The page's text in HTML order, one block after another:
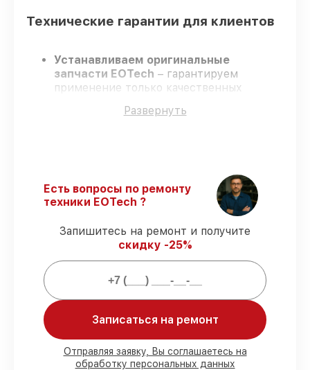
Технические гарантии для клиентов
Устанавливаем оригинальные
запчасти EOTech – гарантируем
применение только качественных
Квалифицированные специалисты
оптического прицела EOTech 5-25x50
FFP строго по договоренности.
– все работы и
запчасти защищены сервисной
Мы гарантируем:
работ проводим с возможностью
90%деталей EOTech готовы к установке
в Нижнем Новгороде, остальные
Развернуть
Есть вопросы по ремонту
техники EOTech ?
Запишитесь на ремонт и получите
скидку -25%
Записаться на ремонт
Отправляя заявку, Вы соглашаетесь на
обработку персональных данных